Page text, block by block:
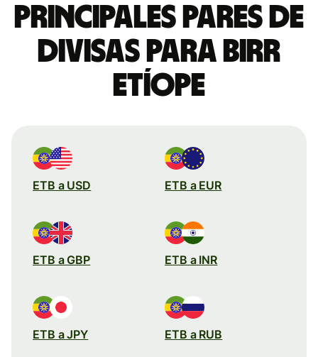
Principales pares de
divisas para birr
etíope
ETB a USD ETB a EUR
ETB a GBP ETB a INR
ETB a JPY ETB a RUB